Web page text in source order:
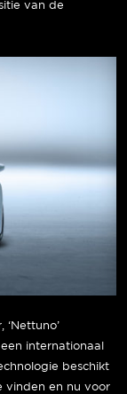
van de
internationaal
beschikt
vinden en nu voor